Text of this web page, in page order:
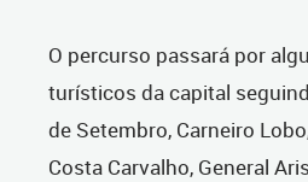
O percurso passará por
turísticos da capital
de Setembro, Carneiro
Costa Carvalho, General